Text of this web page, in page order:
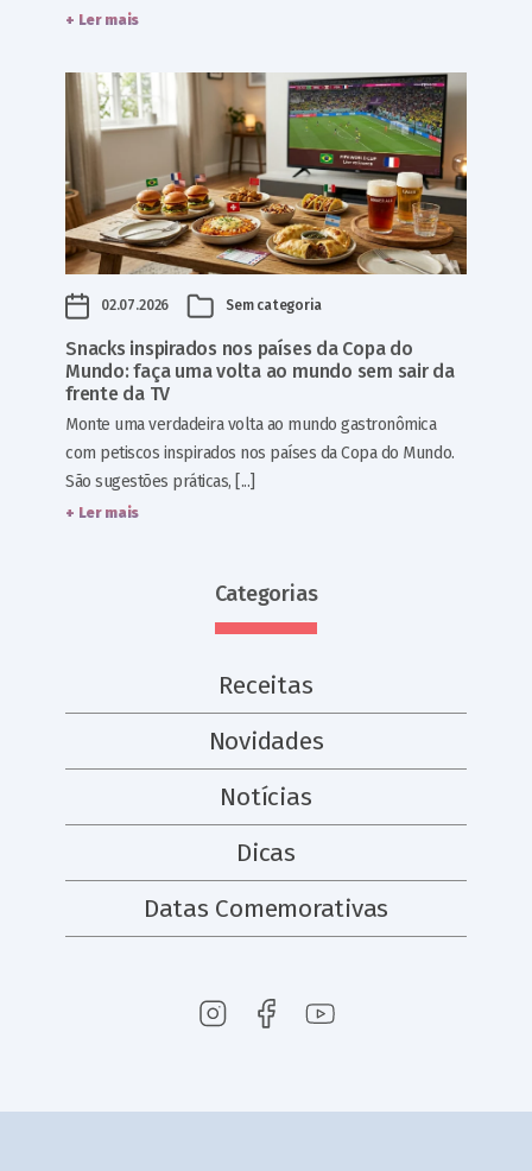
+ Ler mais
02.07.2026 Sem categoria
Snacks inspirados nos países da Copa do
Mundo: faça uma volta ao mundo sem sair da
frente da TV
Monte uma verdadeira volta ao mundo gastronômica
com petiscos inspirados nos países da Copa do Mundo.
São sugestões práticas, [...]
+ Ler mais
Categorias
Receitas
Novidades
Notícias
Dicas
Datas Comemorativas